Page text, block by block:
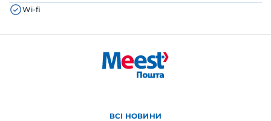
Wi-fi
ВСІ НОВИНИ